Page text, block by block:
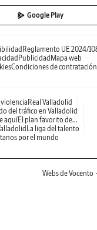
Google Play
Reglamento UE 2024/
Publicidad Mapa web
Condiciones de contratación
Real Valladolid
del tráfico en Valladolid
aquíEl plan favorito de...
La liga del talento
por el mundo
Webs de Vocento